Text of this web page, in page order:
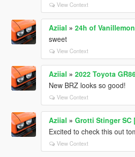
View Context
Aziial » 24h of
sweet
View Context
Aziial » 2022 Toyota
New BRZ looks so good!
View Context
Aziial » Grotti Stinger SC
Excited to check this out
View Context